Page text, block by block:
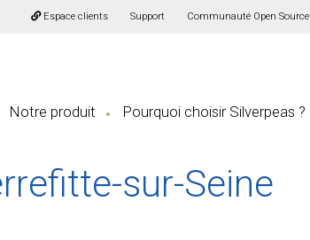
Espace clients Support Communauté Open Source
Notre produit Pourquoi choisir Silverpeas ?
sur-Seine